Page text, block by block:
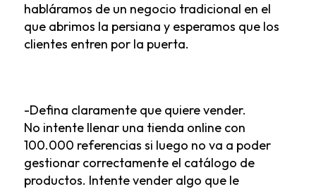
habláramos de un negocio tradicional en el
que abrimos la persiana y esperamos que los
clientes entren por la puerta.
-Defina claramente que quiere vender.
No intente llenar una tienda online con
100.000 referencias si luego no va a poder
gestionar correctamente el catálogo de
productos. Intente vender algo que le